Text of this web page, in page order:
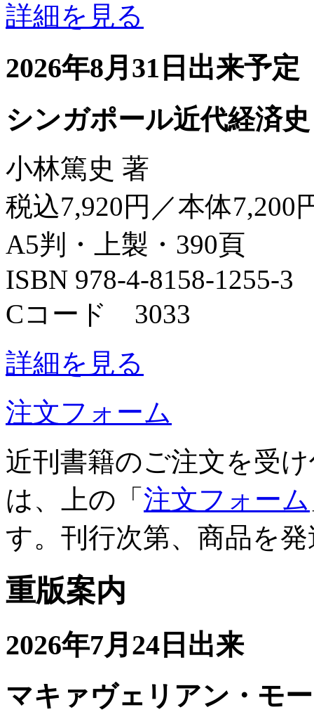
詳細を見る
2026年8月31日出来予定
シンガポール近代経済史
小林篤史 著
税込7,920円／本体7,200
A5判・上製・390頁
ISBN 978-4-8158-1255-3
Cコード 3033
詳細を見る
注文フォーム
近刊書籍のご注文を受
は、上の「 注文フォーム
す。刊行次第、商品を
重版案内
2026年7月24日出来
マキァヴェリアン・モ